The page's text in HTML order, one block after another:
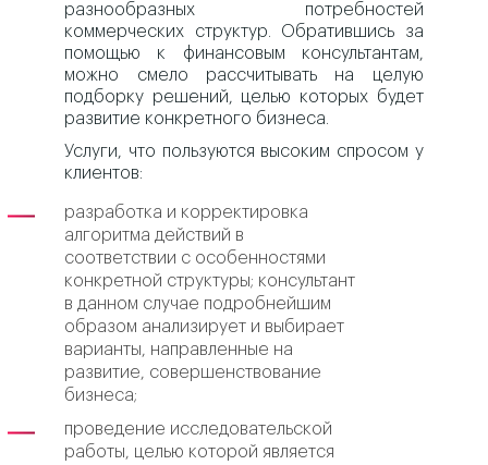
разнообразных потребностей
коммерческих структур. Обратившись за
помощью к финансовым консультантам,
можно смело рассчитывать на целую
подборку решений, целью которых будет
развитие конкретного бизнеса.
Услуги, что пользуются высоким спросом у
клиентов:
разработка и корректировка
алгоритма действий в
соответствии с особенностями
конкретной структуры; консультант
в данном случае подробнейшим
образом анализирует и выбирает
варианты, направленные на
развитие, совершенствование
бизнеса;
проведение исследовательской
работы, целью которой является